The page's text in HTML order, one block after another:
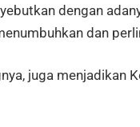
dengan
dan
juga menjadikan